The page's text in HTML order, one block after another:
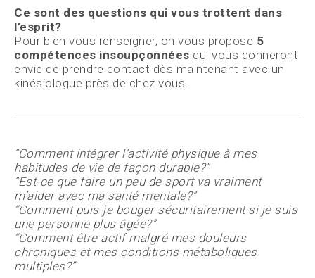
Ce sont des questions qui vous trottent dans
l’esprit?
Pour bien vous renseigner, on vous propose 5
compétences insoupçonnées qui vous donneront
envie de prendre contact dès maintenant avec un
kinésiologue près de chez vous.
“Comment intégrer l’activité physique à mes
habitudes de vie de façon durable?”
“Est-ce que faire un peu de sport va vraiment
m’aider avec ma santé mentale?”
“Comment puis-je bouger sécuritairement si je suis
une personne plus âgée?”
“Comment être actif malgré mes douleurs
chroniques et mes conditions métaboliques
multiples?”